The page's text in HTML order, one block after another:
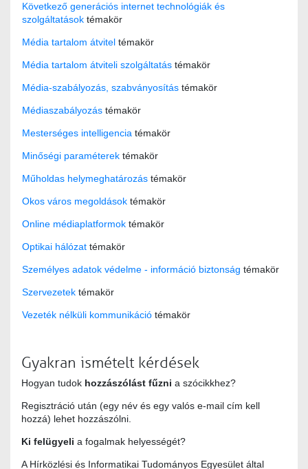
Következő generációs internet technológiák és
szolgáltatások témakör
Média tartalom átvitel témakör
Média tartalom átviteli szolgáltatás témakör
Média-szabályozás, szabványosítás témakör
Médiaszabályozás témakör
Mesterséges intelligencia témakör
Minőségi paraméterek témakör
Műholdas helymeghatározás témakör
Okos város megoldások témakör
Online médiaplatformok témakör
Optikai hálózat témakör
Személyes adatok védelme - információ biztonság témakör
Szervezetek témakör
Vezeték nélküli kommunikáció témakör
Gyakran ismételt kérdések
Hogyan tudok hozzászólást fűzni a szócikkhez?
Regisztráció után (egy név és egy valós e-mail cím kell
hozzá) lehet hozzászólni.
Ki felügyeli a fogalmak helyességét?
A Hírközlési és Informatikai Tudományos Egyesület által